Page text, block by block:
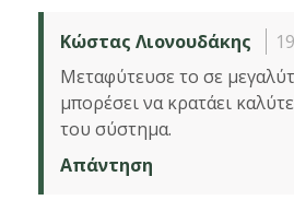
Κώστας Λιονουδάκης
Μεταφύτευσε το σε
μπορέσει να κρατάει
του σύστημα.
Απάντηση